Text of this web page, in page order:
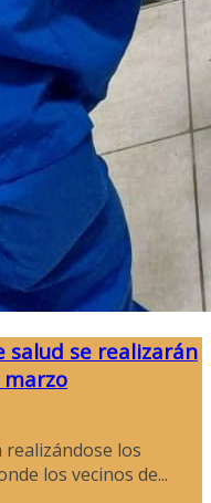
salud se realizarán
los
los vecinos de...